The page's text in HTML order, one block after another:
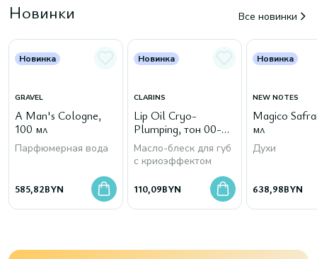
Новинки Все новинки
Новинка
GRAVEL
A Man's Cologne,
100 мл
Парфюмерная вода
585,82BYN
Новинка
CLARINS
Lip Oil Cryo-
Plumping, тон 00-
Cryo Mint
Масло-блеск для губ
с криоэффектом
110,09BYN
Новинка
NEW NOTES
Magico
мл
Духи
638,98BYN